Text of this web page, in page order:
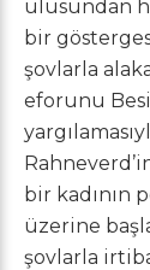
ulusundan
bir
şovlarla
eforunu
bir kadının
üzerine
şovlarla